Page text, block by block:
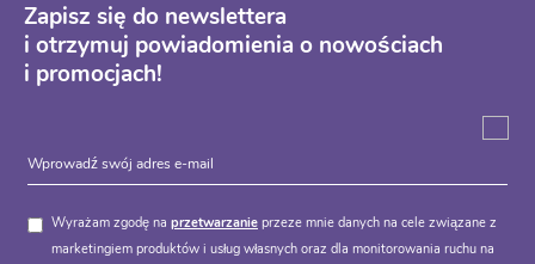
Zapisz się do newslettera
i otrzymuj powiadomienia o nowościach
i promocjach!
Wyrażam zgodę na przetwarzanie przeze mnie danych na cele związane z
marketingiem produktów i usług własnych oraz dla monitorowania ruchu na